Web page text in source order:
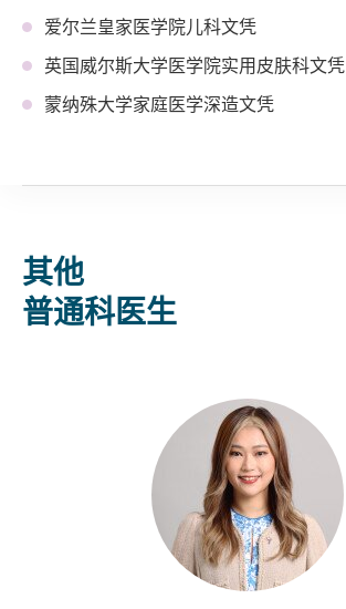
爱尔兰皇家医学院儿科文凭
英国威尔斯大学医学院实用皮肤科文凭
蒙纳殊大学家庭医学深造文凭
其他
普通科医生